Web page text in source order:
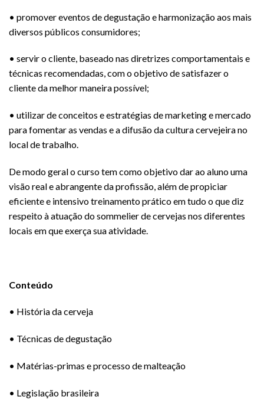
• promover eventos de degustação e harmonização aos mais
diversos públicos consumidores;
• servir o cliente, baseado nas diretrizes comportamentais e
técnicas recomendadas, com o objetivo de satisfazer o
cliente da melhor maneira possível;
• utilizar de conceitos e estratégias de marketing e mercado
para fomentar as vendas e a difusão da cultura cervejeira no
local de trabalho.
De modo geral o curso tem como objetivo dar ao aluno uma
visão real e abrangente da profissão, além de propiciar
eficiente e intensivo treinamento prático em tudo o que diz
respeito à atuação do sommelier de cervejas nos diferentes
locais em que exerça sua atividade.
Conteúdo
• História da cerveja
• Técnicas de degustação
• Matérias-primas e processo de malteação
• Legislação brasileira